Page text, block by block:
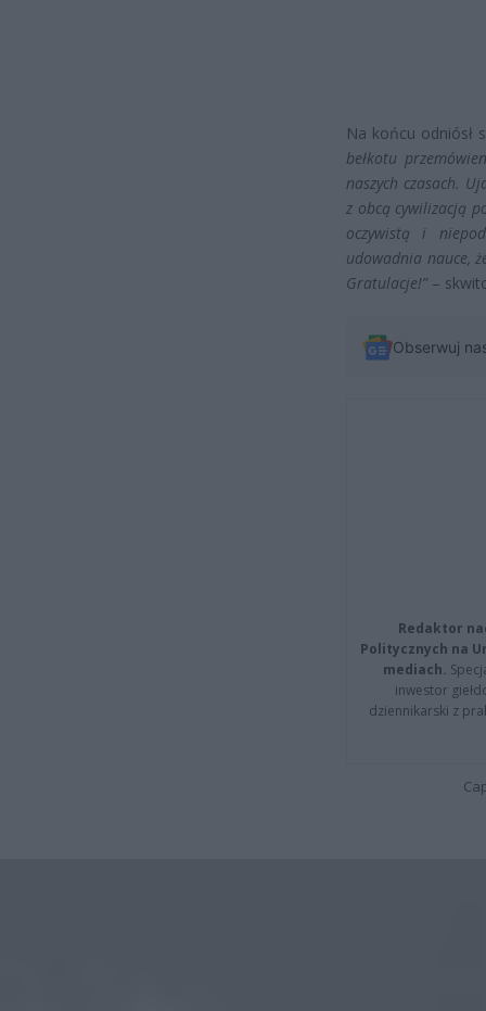
Na końcu odniósł
bełkotu
naszych czasach.
z obcą cywilizacją
oczywistą i
udowadnia nauce,
Gratulacje!”–
Obserwuj
Redaktor
Politycznych na
mediach.
inwestor
dziennikarski z